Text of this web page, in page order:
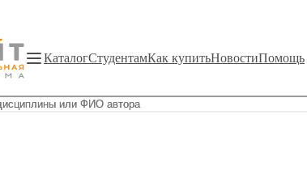
КаталогСтудентамКак купитьНовостиПомощь